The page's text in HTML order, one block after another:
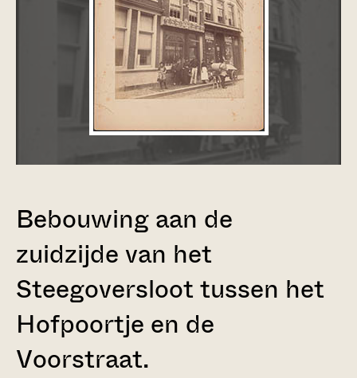
Bebouwing aan de
zuidzijde van het
Steegoversloot tussen het
Hofpoortje en de
Voorstraat.